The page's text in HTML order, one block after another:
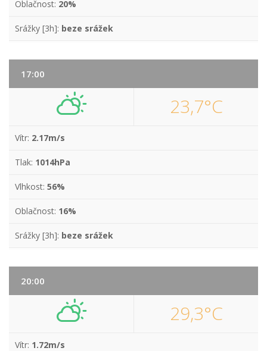
Oblačnost: 20%
Srážky [3h]: beze srážek
17:00
23,7°C
Vítr: 2.17m/s
Tlak: 1014hPa
Vlhkost: 56%
Oblačnost: 16%
Srážky [3h]: beze srážek
20:00
29,3°C
Vítr: 1.72m/s